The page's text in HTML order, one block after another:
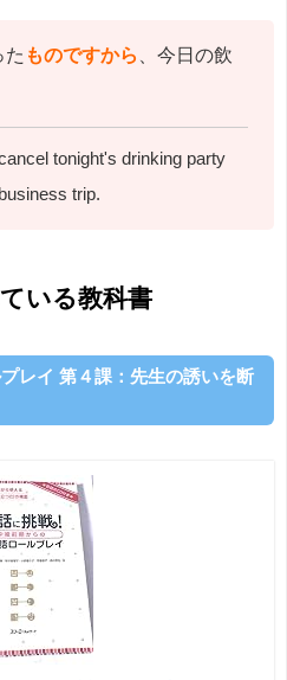
た ものですから 、今日の飲
tonight's drinking party
trip.
いる教科書
レイ 第４課：先生の誘いを断